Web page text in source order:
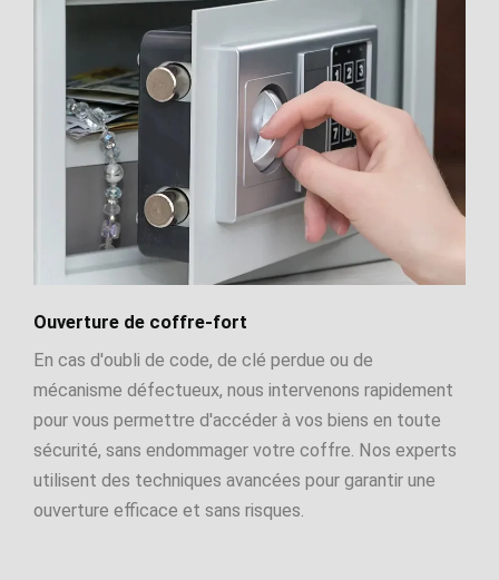
Ouverture de coffre-fort
En cas d'oubli de code, de clé perdue ou de
mécanisme défectueux, nous intervenons rapidement
pour vous permettre d'accéder à vos biens en toute
sécurité, sans endommager votre coffre. Nos experts
utilisent des techniques avancées pour garantir une
ouverture efficace et sans risques.